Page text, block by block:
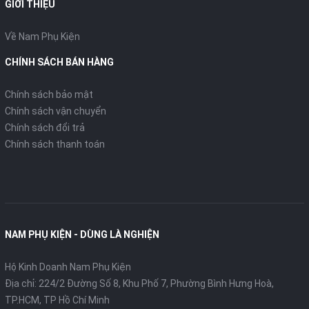
GIỚI THIỆU
Về Nam Phụ Kiện
CHÍNH SÁCH BÁN HÀNG
Chính sách bảo mật
Chính sách vận chuyển
Chính sách đổi trả
Chính sách thanh toán
NAM PHỤ KIỆN - DÙNG LÀ NGHIỆN
Hộ Kinh Doanh Nam Phụ Kiện
Địa chỉ: 224/2 Đường Số 8, Khu Phố 7, Phường Bình Hưng Hoà,
TP.HCM, TP Hồ Chí Minh